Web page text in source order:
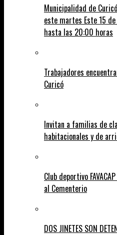
Municipalidad de
este martes Este 15
hasta las 20:00 horas
Trabajadores
Curicó
Invitan a familias de
habitacionales y de
Club deportivo
al Cementerio
DOS JINETES SON